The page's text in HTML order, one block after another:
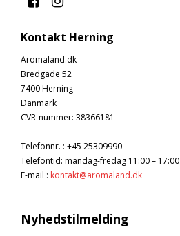
Kontakt Herning
Aromaland.dk
Bredgade 52
7400 Herning
Danmark
CVR-nummer: 38366181
Telefonnr. : +45 25309990
Telefontid: mandag-fredag 11:00 – 17:00
E-mail : kontakt@aromaland.dk
Nyhedstilmelding